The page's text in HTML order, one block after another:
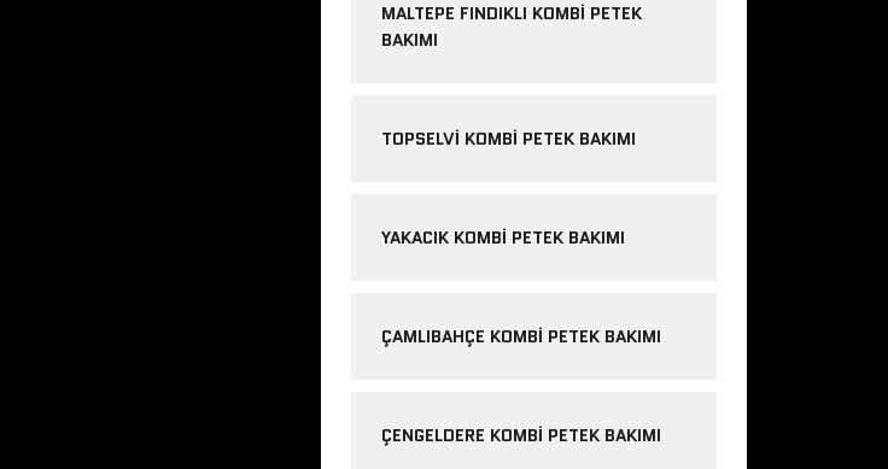
MALTEPE FINDIKLI KOMBI PETEK
BAKIMI
TOPSELVI KOMBI PETEK BAKIMI
YAKACIK KOMBI PETEK BAKIMI
ÇAMLIBAHÇE KOMBI PETEK BAKIMI
ÇENGELDERE KOMBI PETEK BAKIMI